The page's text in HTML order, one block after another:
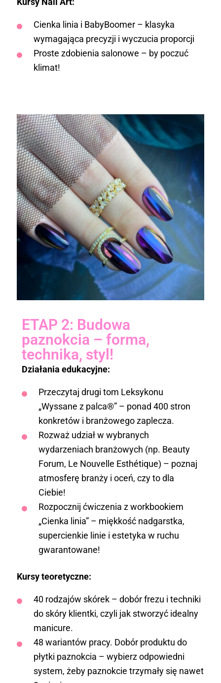
Cienka linia i BabyBoomer – klasyka
wymagająca precyzji i wyczucia proporcji
Proste zdobienia salonowe – by poczuć
klimat!
ETAP 2: Budowa
paznokcia – forma,
technika, styl!
Działania edukacyjne:
Przeczytaj drugi tom Leksykonu
„Wyssane z palca®” – ponad 400 stron
konkretów i branżowego zaplecza.
Rozważ udział w wybranych
wydarzeniach branżowych (np. Beauty
Forum, Le Nouvelle Esthétique) – poznaj
atmosferę branży i oceń, czy to dla
Ciebie!
Rozpocznij ćwiczenia z workbookiem
„Cienka linia” – miękkość nadgarstka,
supercienkie linie i estetyka w ruchu
gwarantowane!
Kursy teoretyczne:
40 rodzajów skórek – dobór frezu i techniki
do skóry klientki, czyli jak stworzyć idealny
manicure.
48 wariantów pracy. Dobór produktu do
płytki paznokcia – wybierz odpowiedni
system, żeby paznokcie trzymały się nawet